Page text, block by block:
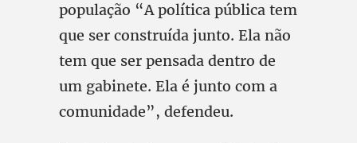
população “A política pública tem
que ser construída junto. Ela não
tem que ser pensada dentro de
um gabinete. Ela é junto com a
comunidade”, defendeu.